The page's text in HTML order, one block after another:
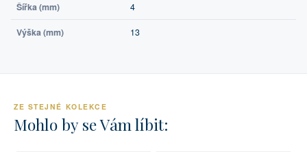
Šířka (mm) 4
Výška (mm) 13
ZE STEJNÉ KOLEKCE
Mohlo by se Vám líbit: